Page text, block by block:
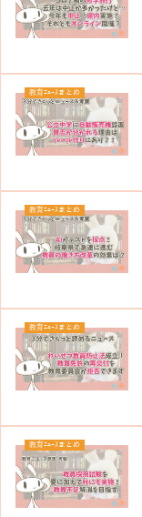
教育ﾆｭｰｽまとめ
教育ﾆｭｰｽまとめ
教育ﾆｭｰｽまとめ
教育ﾆｭｰｽまとめ